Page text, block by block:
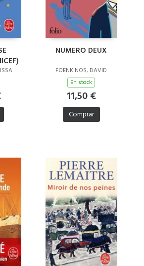
NUMERO DEUX
FOENKINOS, DAVID
En stock
11,50 €
Comprar